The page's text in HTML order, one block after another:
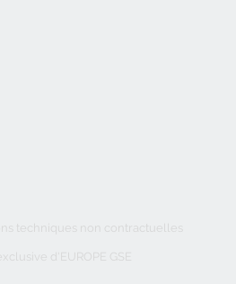
techniques non contractuelles
d'EUROPE GSE